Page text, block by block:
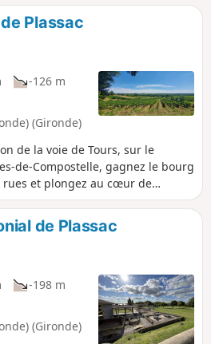
Plassac
-126 m
(Gironde)
de la voie de Tours, sur le
de-Compostelle, gagnez le bourg
rues et plongez au cœur de
la villa gallo-romaine ! Rejoignez
le port de plaisance et partez
ombragés, paysages de
autour de la Vierge de
cette balade !
de Plassac
-198 m
(Gironde)